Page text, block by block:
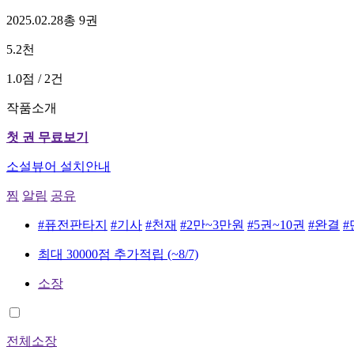
2025.02.28총 9권
5.2천
1.0점 / 2건
작품소개
첫 권 무료보기
소설뷰어 설치안내
찜 알림 공유
#퓨전판타지 #기사 #천재 #2만~3만원 #5권~10권 #완결 #
최대 30000점 추가적립 (~8/7)
소장
전체소장